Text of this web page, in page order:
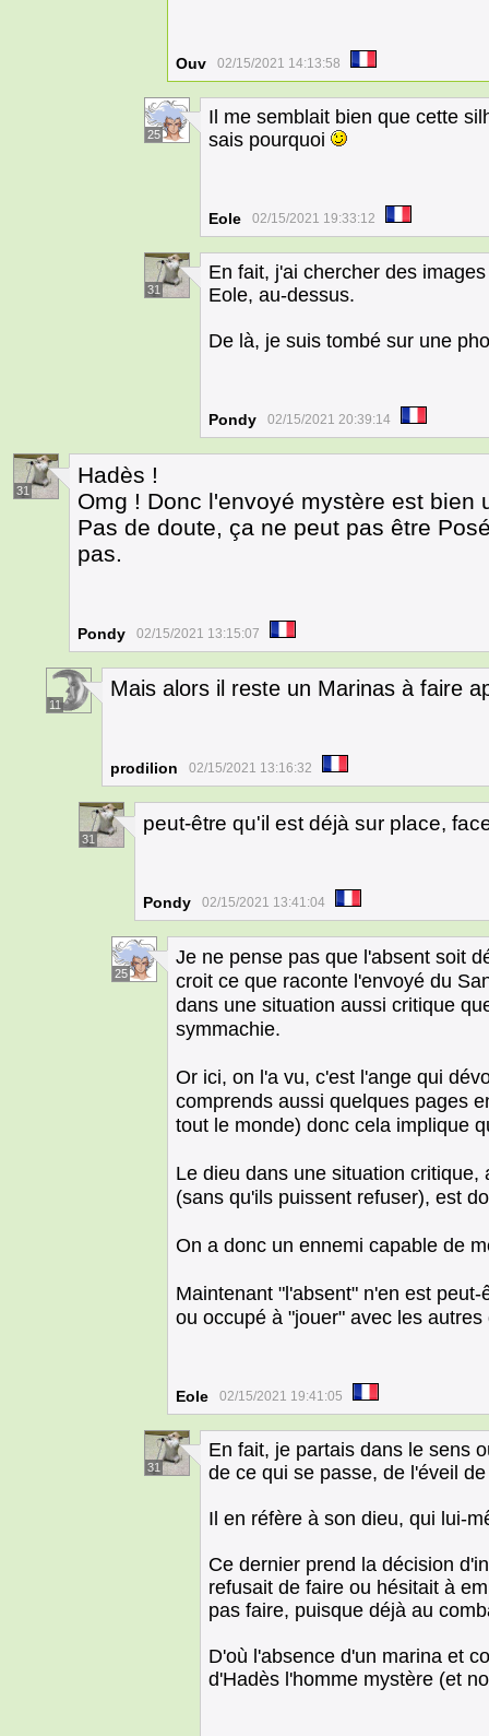
Ouv 02/15/2021 14:13:58
25
Il me semblait bien que cette
sais pourquoi
Eole 02/15/2021 19:33:12
31
En fait, j'ai chercher des
Eole, au-dessus.
De là, je suis tombé sur une
Pondy 02/15/2021 20:39:14
31
Hadès !
Omg ! Donc l'envoyé mystère est bien
Pas de doute, ça ne peut pas être
pas.
Pondy 02/15/2021 13:15:07
11
Mais alors il reste un Marinas à faire
prodilion 02/15/2021 13:16:32
31
peut-être qu'il est déjà sur place,
Pondy 02/15/2021 13:41:04
25
Je ne pense pas que l'absent soit
croit ce que raconte l'envoyé du
dans une situation aussi critique
symmachie.
Or ici, on l'a vu, c'est l'ange qui
comprends aussi quelques pages
tout le monde) donc cela implique
Le dieu dans une situation
(sans qu'ils puissent refuser), est
On a donc un ennemi capable de
Maintenant "l'absent" n'en est
ou occupé à "jouer" avec les
Eole 02/15/2021 19:41:05
31
En fait, je partais dans le sens
de ce qui se passe, de l'éveil
Il en réfère à son dieu, qui lui-
Ce dernier prend la décision
refusait de faire ou hésitait à
pas faire, puisque déjà au
D'où l'absence d'un marina et
d'Hadès l'homme mystère (et